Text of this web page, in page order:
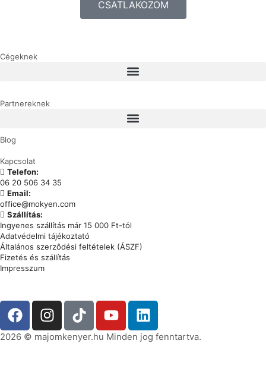
CSATLAKOZOM
Cégeknek
Partnereknek
Blog
Kapcsolat
Telefon:
06 20 506 34 35
Email:
office@mokyen.com
Szállítás:
Ingyenes szállítás már 15 000 Ft-tól
Adatvédelmi tájékoztató
Általános szerződési feltételek (ÁSZF)
Fizetés és szállítás
Impresszum
2026 © majomkenyer.hu Minden jog fenntartva.